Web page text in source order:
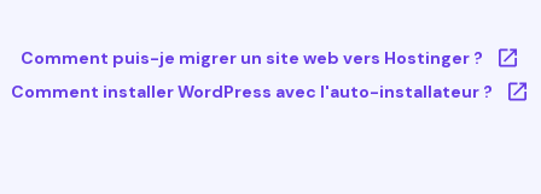
Comment puis-je migrer un site web vers Hostinger ?
Comment installer WordPress avec l'auto-installateur ?